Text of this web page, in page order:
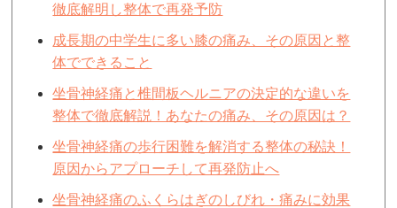
徹底解明し整体で再発予防
成長期の中学生に多い膝の痛み、その原因と整
体でできること
坐骨神経痛と椎間板ヘルニアの決定的な違いを
整体で徹底解説！あなたの痛み、その原因は？
坐骨神経痛の歩行困難を解消する整体の秘訣！
原因からアプローチして再発防止へ
坐骨神経痛のふくらはぎのしびれ・痛みに効果